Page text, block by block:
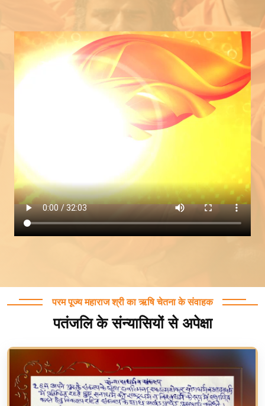
परम पूज्य महाराज श्री का ऋषि चेतना के संवाहक
पतंजलि के संन्यासियों से अपेक्षा